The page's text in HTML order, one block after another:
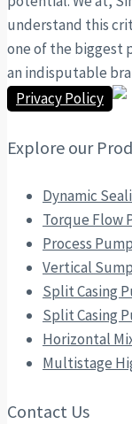
understand this
one of the biggest
an indisputable
Privacy Policy
Explore our
Dynamic
Torque Flow
Process
Vertical
Split Casing
Split Casing
Horizontal
Multistage
Contact Us